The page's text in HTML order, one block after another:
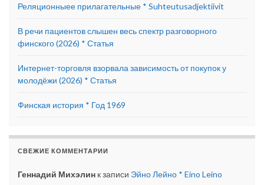
Реляционныее прилагательные * Suhteutusadjektiivit
В речи пациентов слышен весь спектр разговорного
финского (2026) * Статья
Интернет-торговля взорвала зависимость от покупок у
молодёжи (2026) * Статья
Финская история * Год 1969
СВЕЖИЕ КОММЕНТАРИИ
Геннадий Михэлин к записи Эйно Лейно * Eino Leino